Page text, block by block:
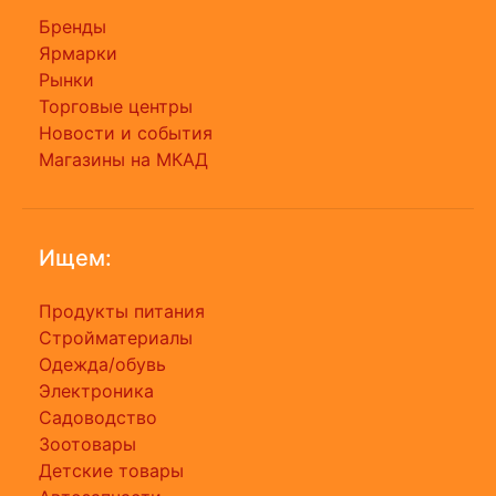
Бренды
Ярмарки
Рынки
Торговые центры
Новости и события
Магазины на МКАД
Ищем:
Продукты питания
Стройматериалы
Одежда/обувь
Электроника
Садоводство
Зоотовары
Детские товары